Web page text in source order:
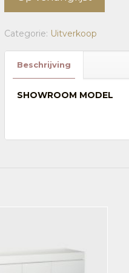
Categorie: Uitverkoop
Beschrijving
SHOWROOM MODEL